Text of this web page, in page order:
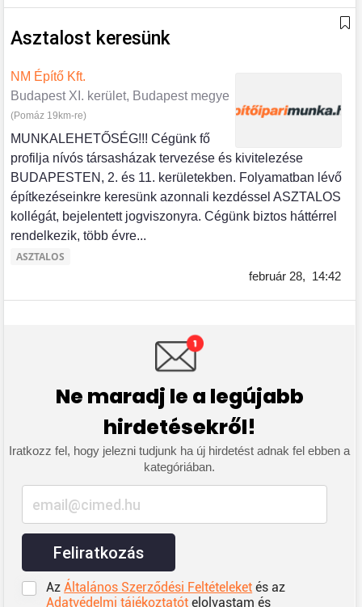
Asztalost keresünk
NM Építő Kft.
Budapest XI. kerület, Budapest megye
(Pomáz 19km-re)
MUNKALEHETŐSÉG!!! Cégünk fő
profilja nívós társasházak tervezése és kivitelezése
BUDAPESTEN, 2. és 11. kerületekben. Folyamatban lévő
építkezéseinkre keresünk azonnali kezdéssel ASZTALOS
kollégát, bejelentett jogviszonyra. Cégünk biztos háttérrel
rendelkezik, több évre...
ASZTALOS
február 28, 14:42
Ne maradj le a legújabb
hirdetésekről!
Iratkozz fel, hogy jelezni tudjunk ha új hirdetést adnak fel ebben a
kategóriában.
Feliratkozás
AzÁltalános Szerződési Feltételeket és az
Adatvédelmi tájékoztatót elolvastam és